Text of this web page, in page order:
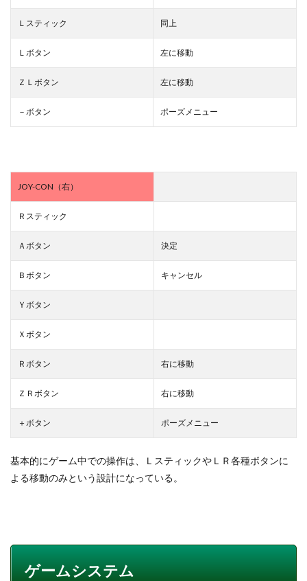
Ｌスティック 同上
Ｌボタン 左に移動
ＺＬボタン 左に移動
－ボタン ポーズメニュー
JOY-CON（右）
Ｒスティック
Ａボタン 決定
Ｂボタン キャンセル
Ｙボタン
Ｘボタン
Ｒボタン 右に移動
ＺＲボタン 右に移動
＋ボタン ポーズメニュー
基本的にゲーム中での操作は、ＬスティックやＬＲ各種ボタンに
よる移動のみという設計になっている。
ゲームシステム